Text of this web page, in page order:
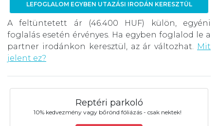
LEFOGLALOM EGYBEN UTAZÁSI IRODÁN KERESZTÜL
A feltüntetett ár (46.400 HUF) külön, egyéni
foglalás esetén érvényes. Ha egyben foglalod le a
partner irodánkon keresztül, az ár változhat. Mit
jelent ez?
Reptéri parkoló
10% kedvezmény vagy bőrönd fóliázás - csak nektek!